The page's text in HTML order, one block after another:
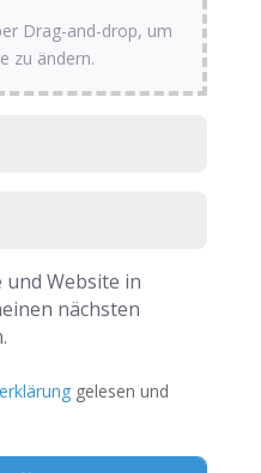
Drag-and-drop, um
zu ändern.
und Website in
nächsten
gelesen und